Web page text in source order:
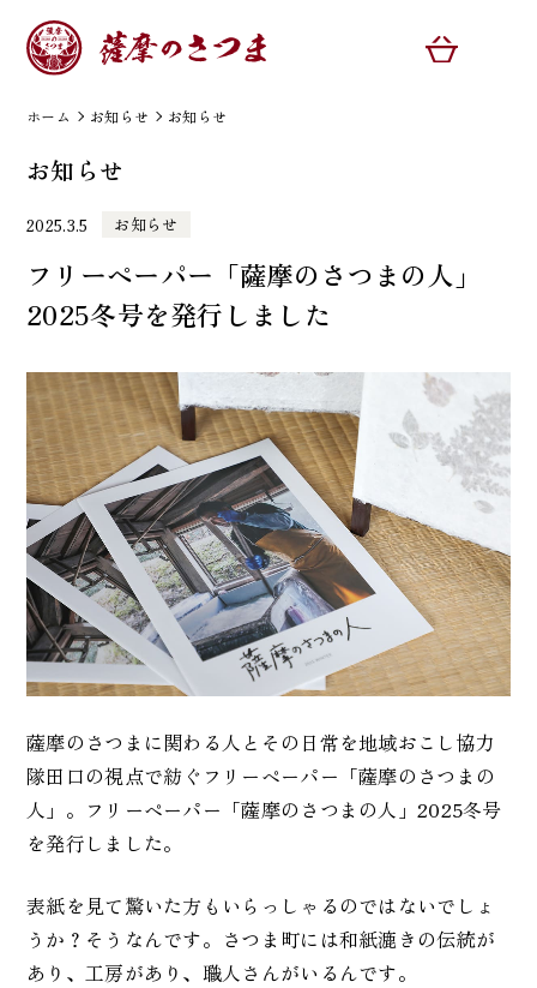
ホーム お知らせ お知らせ
お知らせ
2025.3.5 お知らせ
フリーペーパー「薩摩のさつまの人」
2025冬号を発行しました
薩摩のさつまに関わる人とその日常を地域おこし協力
隊田口の視点で紡ぐフリーペーパー「薩摩のさつまの
人」。フリーペーパー「薩摩のさつまの人」2025冬号
を発行しました。
表紙を見て驚いた方もいらっしゃるのではないでしょ
うか？そうなんです。さつま町には和紙漉きの伝統が
あり、工房があり、職人さんがいるんです。